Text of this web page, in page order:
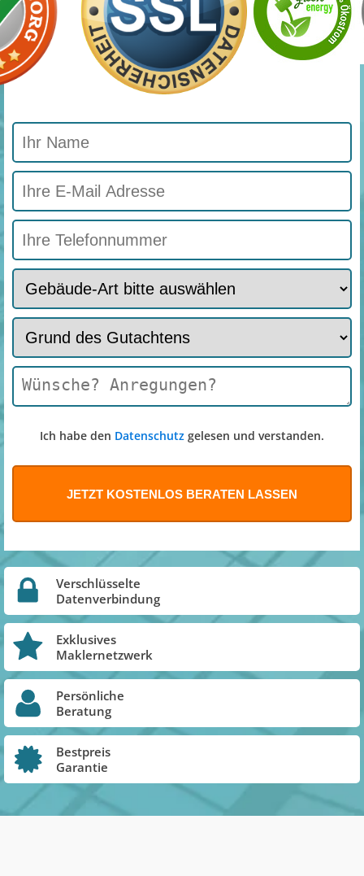
Ich habe den Datenschutz gelesen und verstanden.
Verschlüsselte
Datenverbindung
Exklusives
Maklernetzwerk
Persönliche
Beratung
Bestpreis
Garantie